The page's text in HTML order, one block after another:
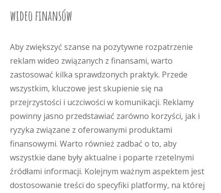
wideo finansów
Aby zwiększyć szanse na pozytywne rozpatrzenie
reklam wideo związanych z finansami, warto
zastosować kilka sprawdzonych praktyk. Przede
wszystkim, kluczowe jest skupienie się na
przejrzystości i uczciwości w komunikacji. Reklamy
powinny jasno przedstawiać zarówno korzyści, jak i
ryzyka związane z oferowanymi produktami
finansowymi. Warto również zadbać o to, aby
wszystkie dane były aktualne i poparte rzetelnymi
źródłami informacji. Kolejnym ważnym aspektem jest
dostosowanie treści do specyfiki platformy, na której